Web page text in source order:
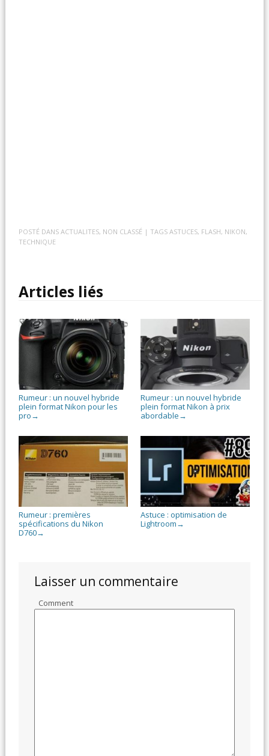
POSTÉ DANSACTUALITES, NON CLASSÉ | TAGSASTUCES, FLASH, NIKON,
TECHNIQUE
Articles liés
Rumeur : un nouvel hybride
plein format Nikon pour les
pro →
Rumeur : un nouvel hybride
plein format Nikon à prix
abordable →
Rumeur : premières
spécifications du Nikon
D760→
Astuce : optimisation de
Lightroom →
Laisser un commentaire
Comment